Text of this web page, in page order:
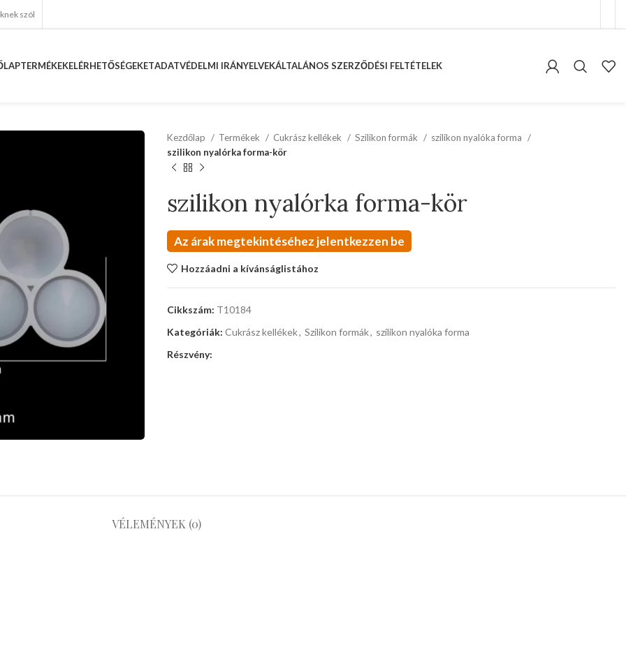
szól
TERMÉKEKELÉRHETŐSÉGEKETADATVÉDELMI IRÁNYELVEKÁLTALÁNOS SZERZŐDÉSI FELTÉTELEK
Kezdőlap Termékek Cukrász kellékek Szilikon formák
szilikon nyalóka forma
szilikon nyalórka forma-kör
szilikon nyalórka forma-kör
Az árak megtekintéséhez jelentkezzen be
Hozzáadni a kívánságlistához
Cikkszám: T10184
Kategóriák: Cukrász kellékek, Szilikon formák, szilikon nyalóka forma
Részvény:
VÉLEMÉNYEK (0)